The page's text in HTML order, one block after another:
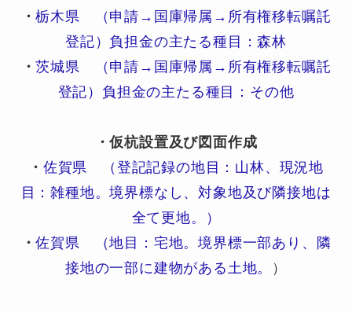
・栃木県 （申請→国庫帰属→所有権移転嘱託
登記）負担金の主たる種目：森林
・茨城県 （申請→国庫帰属→所有権移転嘱託
登記）負担金の主たる種目：その他
・仮杭設置及び図面作成
・ 佐賀県 （登記記録の地目：山林、現況地
目：雑種地。境界標なし、対象地及び隣接地は
全て更地。）
・佐賀県 （地目：宅地。境界標一部あり、隣
接地の一部に建物がある土地。
）